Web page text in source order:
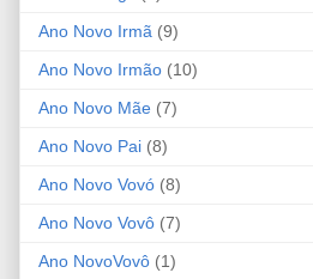
Ano Novo Irmã (9)
Ano Novo Irmão (10)
Ano Novo Mãe (7)
Ano Novo Pai (8)
Ano Novo Vovó (8)
Ano Novo Vovô (7)
Ano NovoVovô (1)